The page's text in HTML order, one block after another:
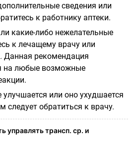
сведения или
к работнику аптеки.
какие-либо нежелательные
к лечащему врачу или
Данная рекомендация
на любые возможные
улучшается или оно ухудшается
следует обратиться к врачу.
управлять трансп. ср. и